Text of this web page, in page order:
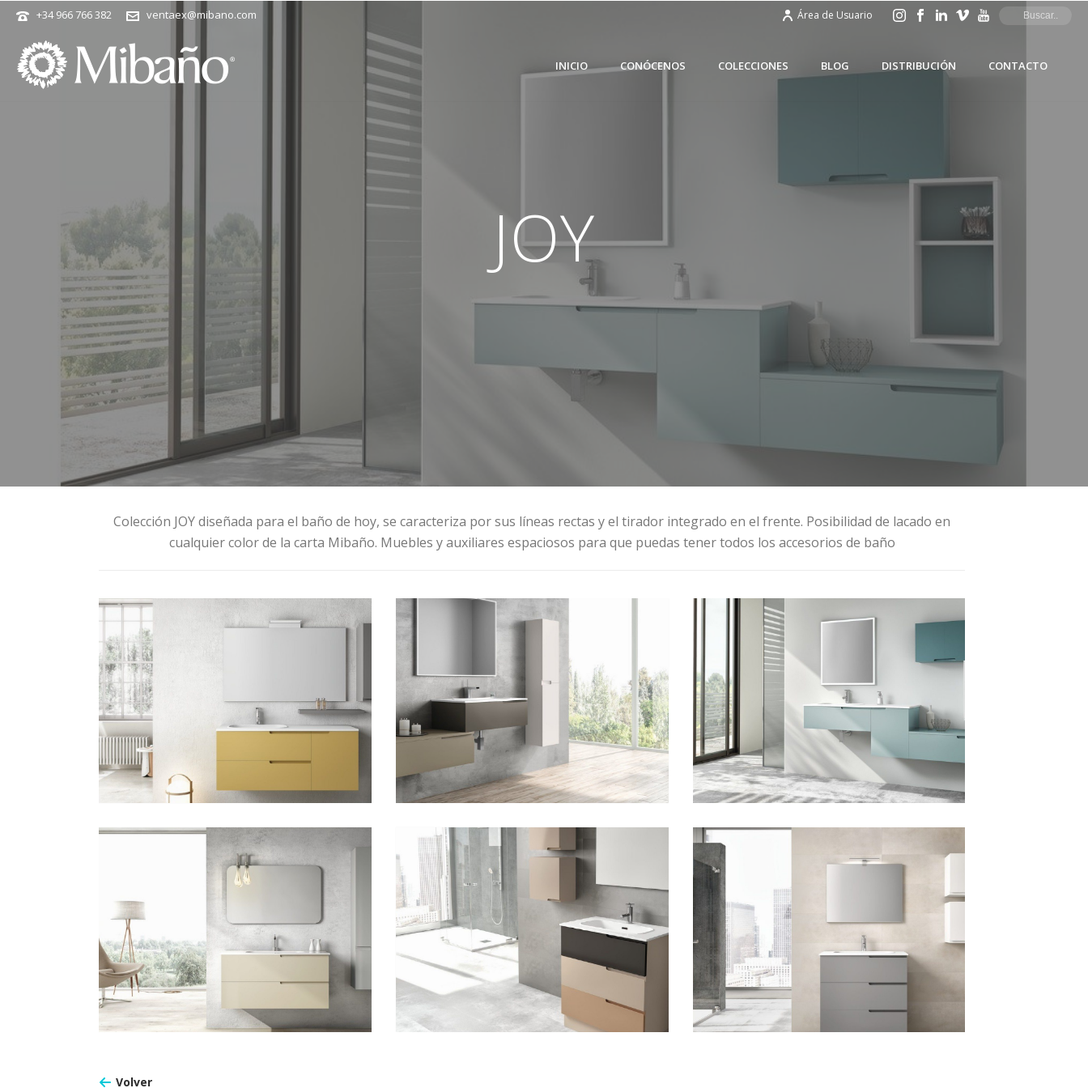
+34 966 766 382 ventaex@mibano.com Área de Usuario
INICIO CONÓCENOS COLECCIONES BLOG DISTRIBUCIÓN CONTACTO
JOY
Colección JOY diseñada para el baño de hoy, se caracteriza por sus líneas rectas y el tirador integrado en el frente. Posibilidad de lacado en
cualquier color de la carta Mibaño. Muebles y auxiliares espaciosos para que puedas tener todos los accesorios de baño
JOY 102 JOY 103
JOY 104 JOY 105 JOY 106
Volver